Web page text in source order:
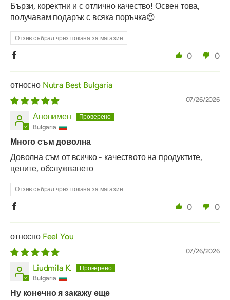
Бързи, коректни и с отлично качество! Освен това,
получавам подарък с всяка поръчка😍
Отзив събрал чрез покана за магазин
0 0
Nutra Best Bulgaria
07/26/2026
Анонимен
Bulgaria
Много съм доволна
Доволна съм от всичко - качеството на продуктите,
цените, обслужването
Отзив събрал чрез покана за магазин
0 0
Feel You
07/26/2026
Liudmila K.
Bulgaria
Ну конечно я закажу еще